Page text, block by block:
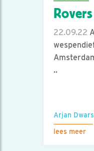
Rovers
22.09.22
..
Arjan
lees meer